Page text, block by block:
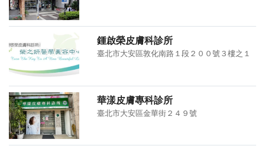
鍾啟榮皮膚科診所
臺北市大安區敦化南路１段２００號３樓之１
華漾皮膚專科診所
臺北市大安區金華街２４９號